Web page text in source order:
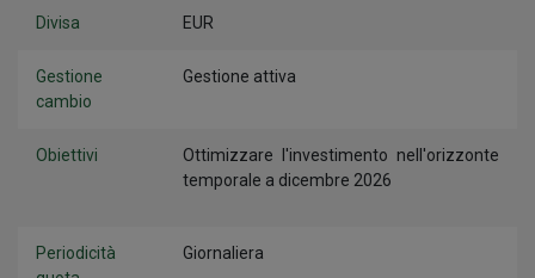
Divisa EUR
Gestione
cambio
Gestione attiva
Obiettivi
Ottimizzare l'investimento nell'orizzonte
temporale a dicembre 2026
Periodicità
Giornaliera